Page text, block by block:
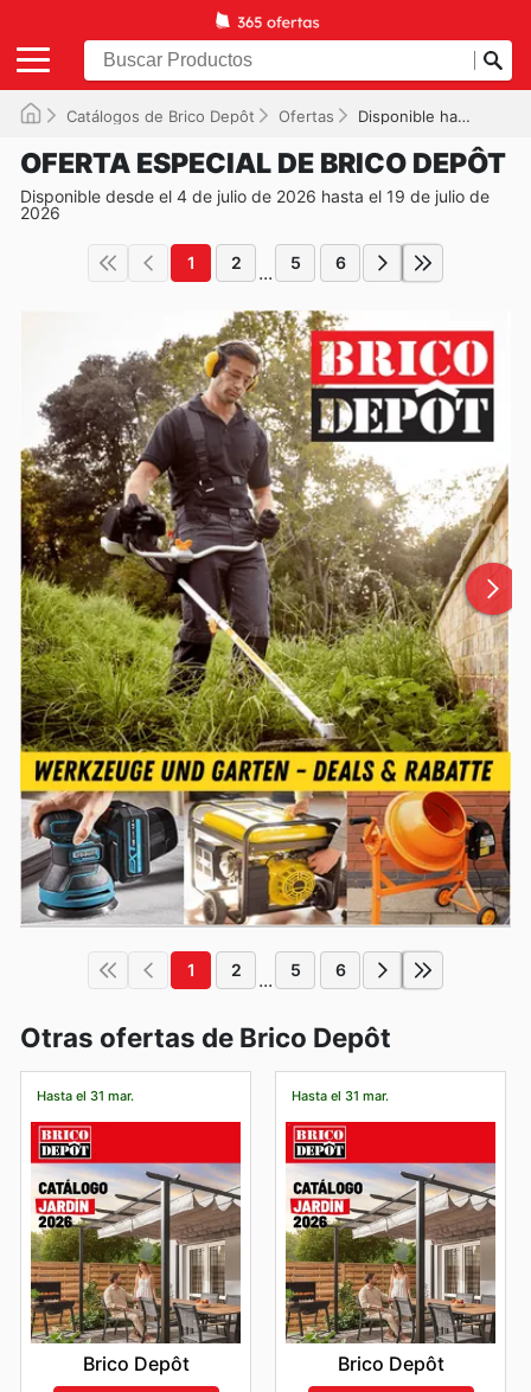
Catálogos de Brico Depôt Ofertas Disponible hasta el 19/07/2026
OFERTA ESPECIAL DE BRICO DEPÔT
Disponible desde el 4 de julio de 2026 hasta el 19 de julio de
2026
1 2 ... 5 6
1 2 ... 5 6
Otras ofertas de Brico Depôt
Hasta el 31 mar.
Brico Depôt
Hasta el 31 mar.
Brico Depôt